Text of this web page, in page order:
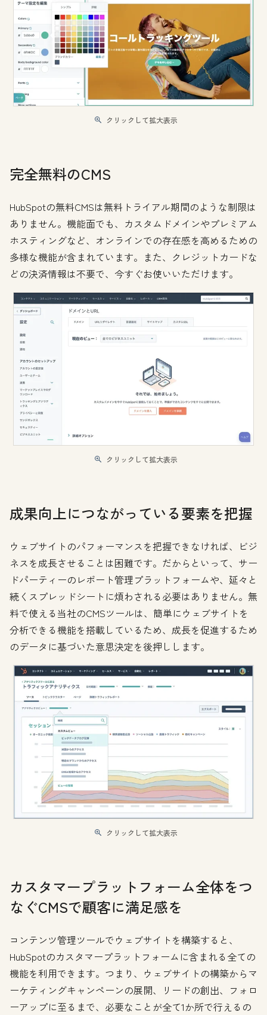
クリックして拡大表示
完全無料のCMS
HubSpotの無料CMSは無料トライアル期間のような制限は
ありません。機能面でも、カスタムドメインやプレミアム
ホスティングなど、オンラインでの存在感を高めるための
多様な機能が含まれています。また、クレジットカードな
どの決済情報は不要で、今すぐお使いいただけます。
クリックして拡大表示
成果向上につながっている要素を把握
ウェブサイトのパフォーマンスを把握できなければ、ビジ
ネスを成長させることは困難です。だからといって、サー
ドパーティーのレポート管理プラットフォームや、延々と
続くスプレッドシートに煩わされる必要はありません。無
料で使える当社のCMSツールは、簡単にウェブサイトを
分析できる機能を搭載しているため、成長を促進するため
のデータに基づいた意思決定を後押しします。
クリックして拡大表示
カスタマープラットフォーム全体をつ
なぐCMSで顧客に満足感を
コンテンツ管理ツールでウェブサイトを構築すると、
HubSpotのカスタマープラットフォームに含まれる全ての
機能を利用できます。つまり、ウェブサイトの構築からマ
ーケティングキャンペーンの展開、リードの創出、フォロ
ーアップに至るまで、必要なことが全て1か所で行えるの